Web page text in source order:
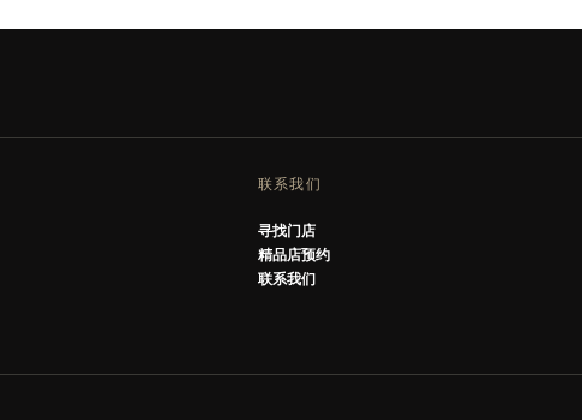
联系我们
寻找门店
精品店预约
联系我们